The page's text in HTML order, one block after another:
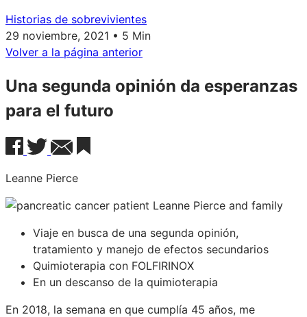
Historias de sobrevivientes
29 noviembre, 2021 • 5 Min
Volver a la página anterior
Una segunda opinión da esperanzas
para el futuro
Leanne Pierce
Viaje en busca de una segunda opinión,
tratamiento y manejo de efectos secundarios
Quimioterapia con FOLFIRINOX
En un descanso de la quimioterapia
En 2018, la semana en que cumplía 45 años, me